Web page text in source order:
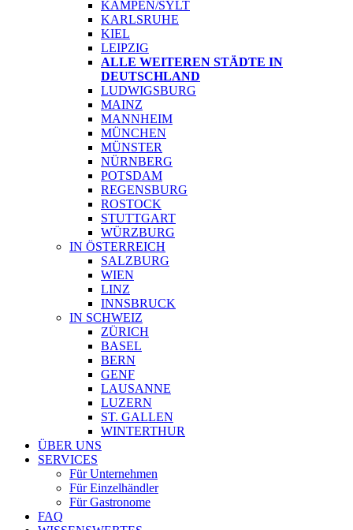
KAMPEN/SYLT
KARLSRUHE
KIEL
LEIPZIG
ALLE WEITEREN STÄDTE IN
DEUTSCHLAND
LUDWIGSBURG
MAINZ
MANNHEIM
MÜNCHEN
MÜNSTER
NÜRNBERG
POTSDAM
REGENSBURG
ROSTOCK
STUTTGART
WÜRZBURG
IN ÖSTERREICH
SALZBURG
WIEN
LINZ
INNSBRUCK
IN SCHWEIZ
ZÜRICH
BASEL
BERN
GENF
LAUSANNE
LUZERN
ST. GALLEN
WINTERTHUR
ÜBER UNS
SERVICES
Für Unternehmen
Für Einzelhändler
Für Gastronome
FAQ